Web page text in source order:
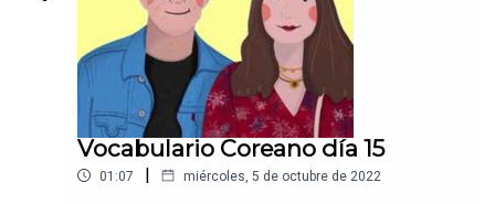
ttps://www.youtube.com/c/Coreandohttps://www.
facebook.com/Coreandola
Vocabulario Coreano día 15
01:07 | miércoles, 5 de octubre de 2022